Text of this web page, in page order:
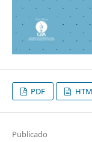
PDF
Publicado